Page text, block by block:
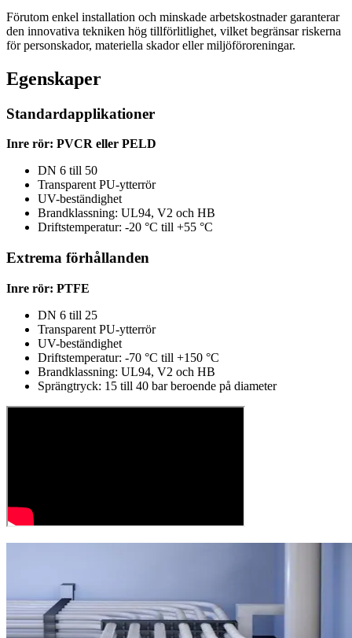
Förutom enkel installation och minskade arbetskostnader garanterar
den innovativa tekniken hög tillförlitlighet, vilket begränsar riskerna
för personskador, materiella skador eller miljöföroreningar.
Egenskaper
Standardapplikationer
Inre rör: PVCR eller PELD
DN 6 till 50
Transparent PU-ytterrör
UV-beständighet
Brandklassning: UL94, V2 och HB
Driftstemperatur: -20 °C till +55 °C
Extrema förhållanden
Inre rör: PTFE
DN 6 till 25
Transparent PU-ytterrör
UV-beständighet
Driftstemperatur: -70 °C till +150 °C
Brandklassning: UL94, V2 och HB
Sprängtryck: 15 till 40 bar beroende på diameter